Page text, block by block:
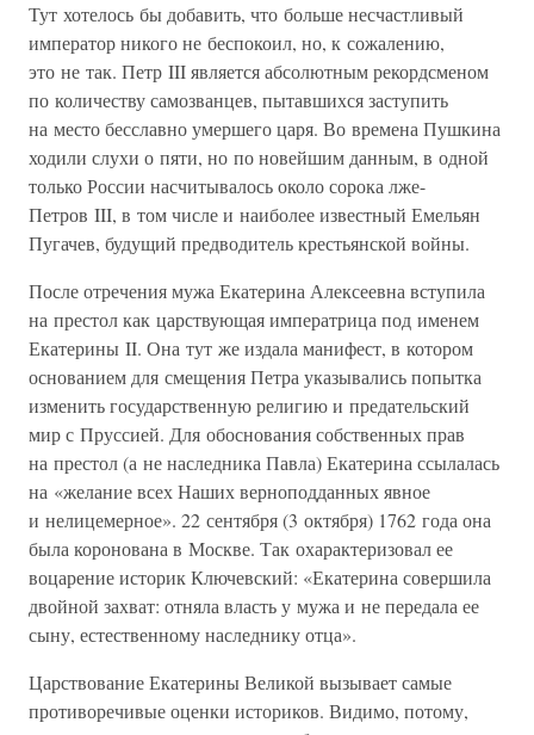
Тут хотелось бы добавить, что больше несчастливый
император никого не беспокоил, но, к сожалению,
это не так. Петр III является абсолютным рекордсменом
по количеству самозванцев, пытавшихся заступить
на место бесславно умершего царя. Во времена Пушкина
ходили слухи о пяти, но по новейшим данным, в одной
только России насчитывалось около сорока лже-
Петров III, в том числе и наиболее известный Емельян
Пугачев, будущий предводитель крестьянской войны.
После отречения мужа Екатерина Алексеевна вступила
на престол как царствующая императрица под именем
Екатерины II. Она тут же издала манифест, в котором
основанием для смещения Петра указывались попытка
изменить государственную религию и предательский
мир с Пруссией. Для обоснования собственных прав
на престол (а не наследника Павла) Екатерина ссылалась
на «желание всех Наших верноподданных явное
и нелицемерное». 22 сентября (3 октября) 1762 года она
была коронована в Москве. Так охарактеризовал ее
воцарение историк Ключевский: «Екатерина совершила
двойной захват: отняла власть у мужа и не передала ее
сыну, естественному наследнику отца».
Царствование Екатерины Великой вызывает самые
противоречивые оценки историков. Видимо, потому,